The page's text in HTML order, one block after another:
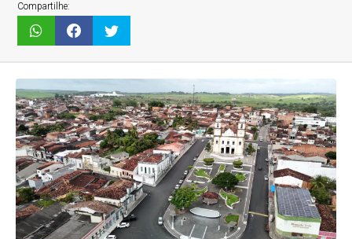
Compartilhe: